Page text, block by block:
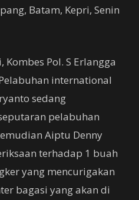
Batam, Kepri, Senin
Pol. S Erlangga
international
sedang
pelabuhan
Aiptu Denny
terhadap 1 buah
yang mencurigakan
bagasi yang akan di